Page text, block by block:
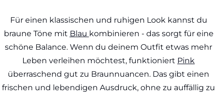
Für einen klassischen und ruhigen Look kannst du
braune Töne mit Blau kombinieren - das sorgt für eine
schöne Balance. Wenn du deinem Outfit etwas mehr
Leben verleihen möchtest, funktioniert Pink
überraschend gut zu Braunnuancen. Das gibt einen
frischen und lebendigen Ausdruck, ohne zu auffällig zu